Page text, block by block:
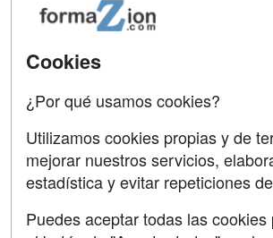
Contactar
Confidencialidad
Aviso legal
Copyleft
Cookies
¿Por qué usamos cookies?
Utilizamos cookies propias y de
mejorar nuestros servicios,
estadística y evitar repeticiones
Puedes aceptar todas las cookies